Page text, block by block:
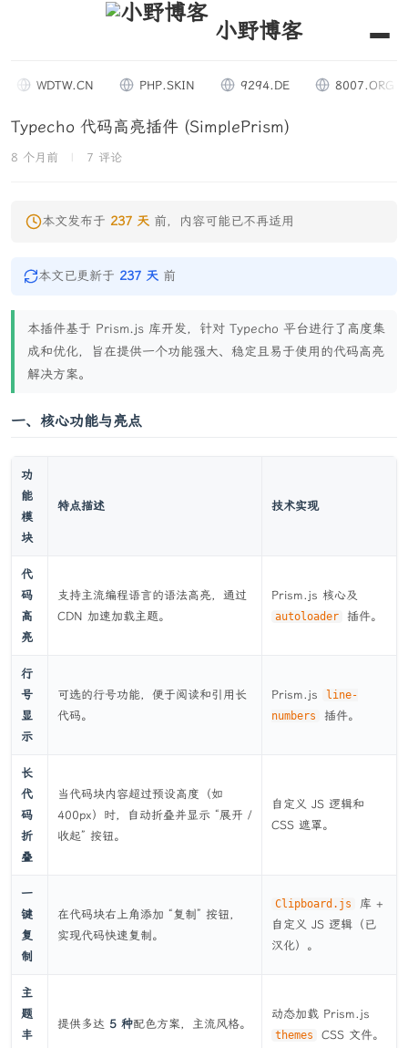
小野博客
WDTW.CN PHP.SKIN 9294.DE 8007.ORG
Typecho 代码高亮插件 (SimplePrism)
8 个月前 7 评论
本文发布于 237 天 前，内容可能已不再适用
本文已更新于 237 天 前
本插件基于 Prism.js 库开发，针对 Typecho 平台进行了高度集
成和优化，旨在提供一个功能强大、稳定且易于使用的代码高亮
解决方案。
一、核心功能与亮点
功
能
模
块
特点描述 技术实现
代
码
高
亮
支持主流编程语言的语法高亮，通过
CDN 加速加载主题。
Prism.js 核心及
autoloader 插件。
行
号
显
示
可选的行号功能，便于阅读和引用长
代码。
Prism.js
line-
numbers
插件。
长
代
码
折
叠
当代码块内容超过预设高度（如
400px）时，自动折叠并显示 “展开 /
收起” 按钮。
自定义 JS 逻辑和
CSS 遮罩。
一
键
复
制
在代码块右上角添加 “复制” 按钮，
实现代码快速复制。
Clipboard.js
库 +
自定义 JS 逻辑（已
汉化）。
主
题
丰
提供多达 5 种配色方案，主流风格。
动态加载 Prism.js
themes CSS 文件。